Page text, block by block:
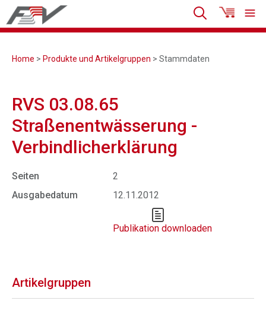
Home > Produkte und Artikelgruppen > Stammdaten
RVS 03.08.65
Straßenentwässerung -
Verbindlicherklärung
Seiten
2
Ausgabedatum
12.11.2012
Publikation downloaden
Artikelgruppen